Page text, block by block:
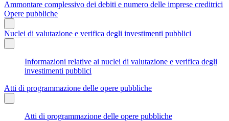
Ammontare complessivo dei debiti e numero delle imprese creditrici
Opere pubbliche
Nuclei di valutazione e verifica degli investimenti pubblici
Informazioni relative ai nuclei di valutazione e verifica degli
investimenti pubblici
Atti di programmazione delle opere pubbliche
Atti di programmazione delle opere pubbliche